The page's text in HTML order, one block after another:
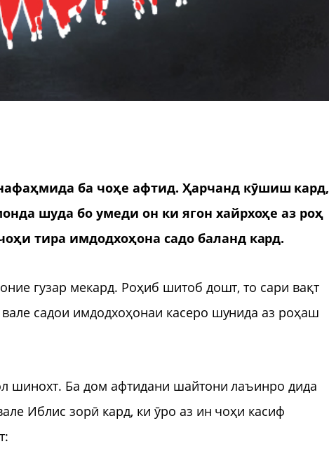
ба чоҳе афтид. Ҳарчанд кӯшиш кард,
шуда бо умеди он ки ягон хайрхоҳе аз роҳ
тира имдодхоҳона садо баланд кард.
гузар мекард. Роҳиб шитоб дошт, то сари вақт
садои имдодхоҳонаи касеро шунида аз роҳаш
шинохт. Ба дом афтидани шайтони лаъинро дида
Иблис зорӣ кард, ки ӯро аз ин чоҳи касиф